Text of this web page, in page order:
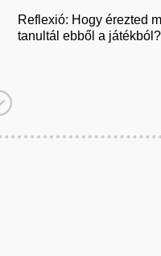
Reflexió: Hogy érezted
tanultál ebből a játékból?